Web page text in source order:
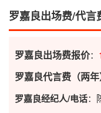
罗嘉良出场费/代言
罗嘉良出场费报价：
罗嘉良代言费（两年
罗嘉良经纪人/电话：